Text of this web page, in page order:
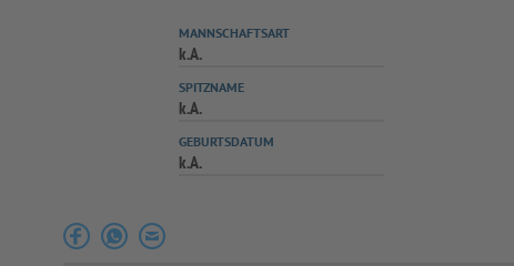
MANNSCHAFTSART
k.A.
SPITZNAME
k.A.
GEBURTSDATUM
k.A.